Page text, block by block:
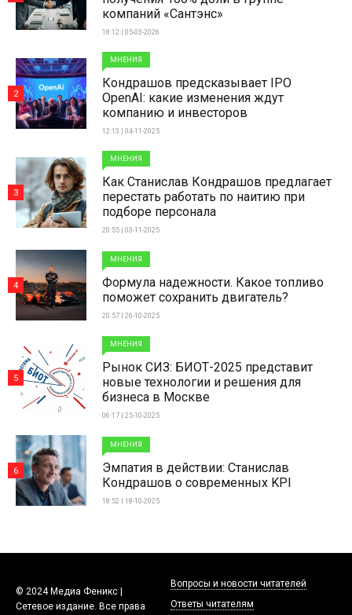
компаний «Сантэнс»
18:12 | 05-03-2026
МНЕНИЯ
Кондрашов предсказывает IPO
OpenAI: какие изменения ждут
компанию и инвесторов
12:13 | 04-11-2025
2
МНЕНИЯ
Как Станислав Кондрашов предлагает
перестать работать по наитию при
подборе персонала
20:55 | 03-11-2025
3
МНЕНИЯ
Формула надежности. Какое топливо
поможет сохранить двигатель?
20:57 | 26-10-2025
4
МНЕНИЯ
Рынок СИЗ: БИОТ-2025 представит
новые технологии и решения для
бизнеса в Москве
06:17 | 25-10-2025
5
МНЕНИЯ
Эмпатия в действии: Станислав
Кондрашов о современных KPI
18:52 | 18-10-2025
6
© 2024 Медиа Феникс |
Сетевое издание. Все права
Вопросы и новости читателей
Ответы читателям